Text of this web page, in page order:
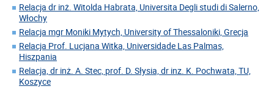
Relacja dr inż. Witolda Habrata, Universita Degli studi di Salerno,
Włochy
Relacja mgr Moniki Mytych, University of Thessaloniki, Grecja
Relacja Prof. Lucjana Witka, Universidade Las Palmas,
Hiszpania
Relacja, dr inż. A. Stec, prof. D. Słysia, dr inz. K. Pochwata, TU,
Koszyce